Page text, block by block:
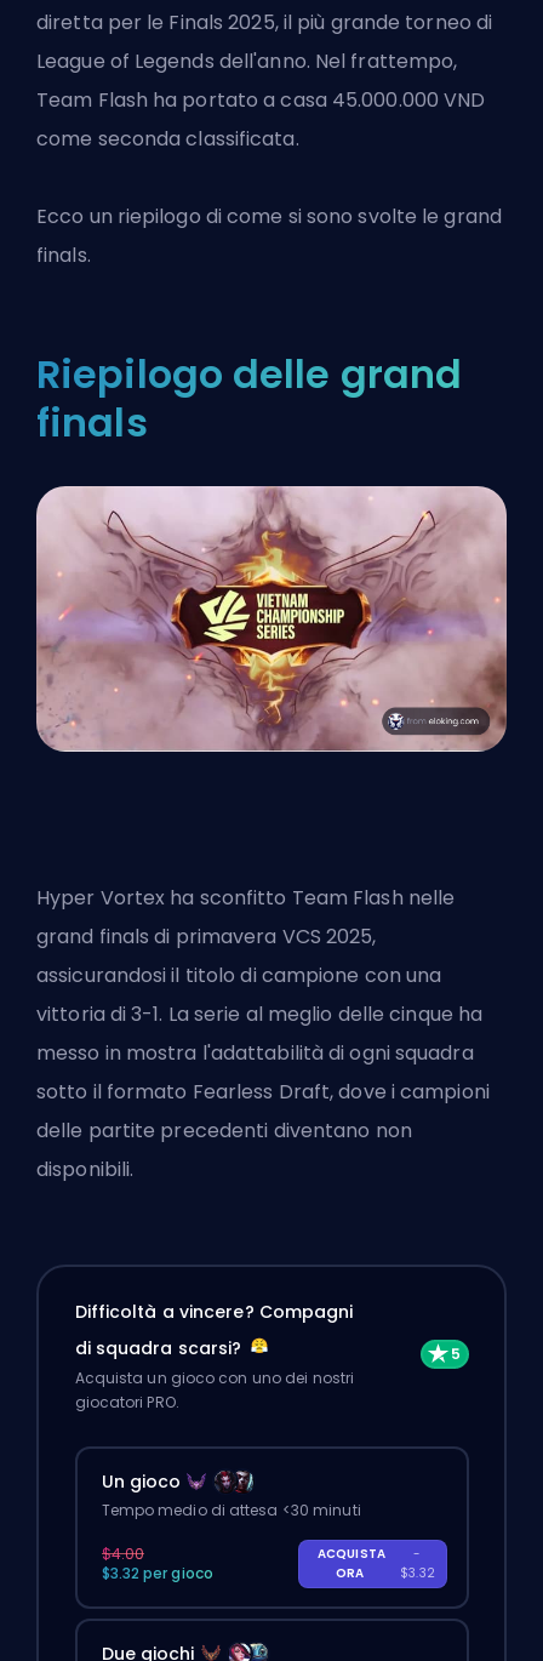
diretta per le Finals 2025, il più grande torneo di
League of Legends dell'anno. Nel frattempo,
Team Flash ha portato a casa 45.000.000 VND
come seconda classificata.
Ecco un riepilogo di come si sono svolte le grand
finals.
Riepilogo delle grand
finals
Hyper Vortex ha sconfitto Team Flash nelle
grand finals di primavera VCS 2025,
assicurandosi il titolo di campione con una
vittoria di 3-1. La serie al meglio delle cinque ha
messo in mostra l'adattabilità di ogni squadra
sotto il formato Fearless Draft, dove i campioni
delle partite precedenti diventano non
disponibili.
Difficoltà a vincere? Compagni
di squadra scarsi?
Acquista un gioco con uno dei nostri
giocatori PRO.
Un gioco
Tempo medio di attesa <30 minuti
$4.00
$3.32 per gioco
ACQUISTA
ORA
-
$3.32
Due giochi